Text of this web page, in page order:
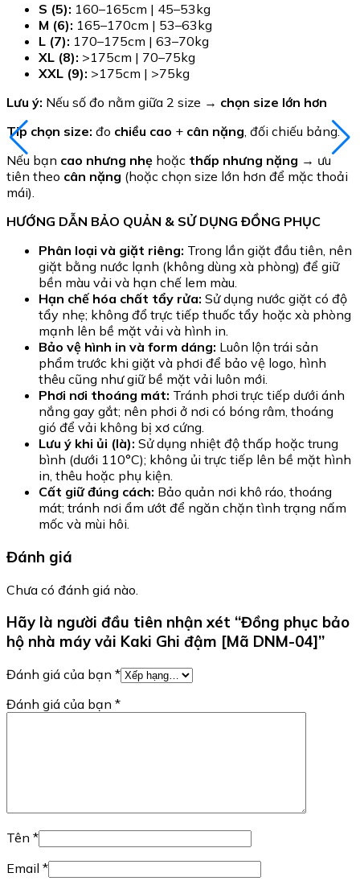
S (5): 160–165cm | 45–53kg
M (6): 165–170cm | 53–63kg
L (7): 170–175cm | 63–70kg
XL (8): >175cm | 70–75kg
XXL (9): >175cm | >75kg
Lưu ý: Nếu số đo nằm giữa 2 size → chọn size lớn hơn
Tip chọn size: đo chiều cao + cân nặng, đối chiếu bảng.
Nếu bạn cao nhưng nhẹ hoặc thấp nhưng nặng → ưu
tiên theo cân nặng (hoặc chọn size lớn hơn để mặc thoải
mái).
HƯỚNG DẪN BẢO QUẢN & SỬ DỤNG ĐỒNG PHỤC
Phân loại và giặt riêng: Trong lần giặt đầu tiên, nên
giặt bằng nước lạnh (không dùng xà phòng) để giữ
bền màu vải và hạn chế lem màu.
Hạn chế hóa chất tẩy rửa: Sử dụng nước giặt có độ
tẩy nhẹ; không đổ trực tiếp thuốc tẩy hoặc xà phòng
mạnh lên bề mặt vải và hình in.
Bảo vệ hình in và form dáng: Luôn lộn trái sản
phẩm trước khi giặt và phơi để bảo vệ logo, hình
thêu cũng như giữ bề mặt vải luôn mới.
Phơi nơi thoáng mát: Tránh phơi trực tiếp dưới ánh
nắng gay gắt; nên phơi ở nơi có bóng râm, thoáng
gió để vải không bị xơ cứng.
Lưu ý khi ủi (là): Sử dụng nhiệt độ thấp hoặc trung
bình (dưới 110°C); không ủi trực tiếp lên bề mặt hình
in, thêu hoặc phụ kiện.
Cất giữ đúng cách: Bảo quản nơi khô ráo, thoáng
mát; tránh nơi ẩm ướt để ngăn chặn tình trạng nấm
mốc và mùi hôi.
Đánh giá
Chưa có đánh giá nào.
Hãy là người đầu tiên nhận xét “Đồng phục bảo
hộ nhà máy vải Kaki Ghi đậm [Mã DNM-04]”
Đánh giá của bạn *
Đánh giá của bạn *
Tên *
Email *